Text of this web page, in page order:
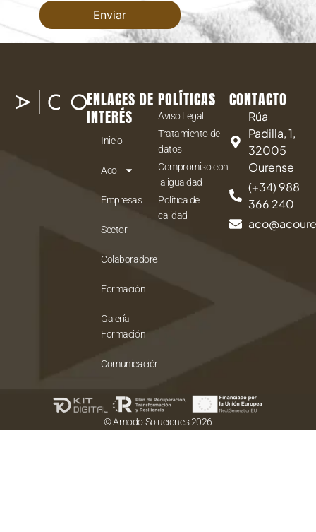
ENLACES DE
INTERÉS
Inicio
Aco
Empresas
Sector
Colaboradores
Formación
Galería
Formación
Comunicación
POLÍTICAS
Aviso Legal
Tratamiento de
datos
Compromiso con
la igualdad
Política de
calidad
CONTACTO
Rúa
Padilla, 1,
32005
Ourense
(+34) 988
366 240
© Amodo Soluciones 2026